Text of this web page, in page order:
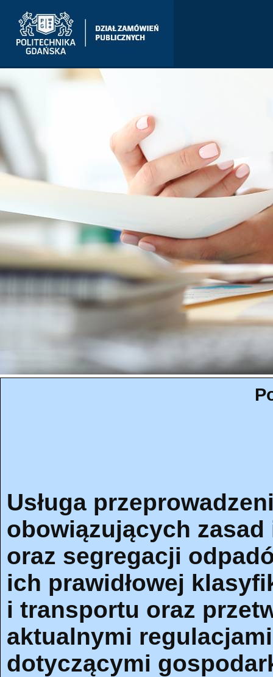
Usługa
obowiązujących
oraz segregacji
ich prawidłowej
i transportu oraz
aktualnymi
dotyczącymi